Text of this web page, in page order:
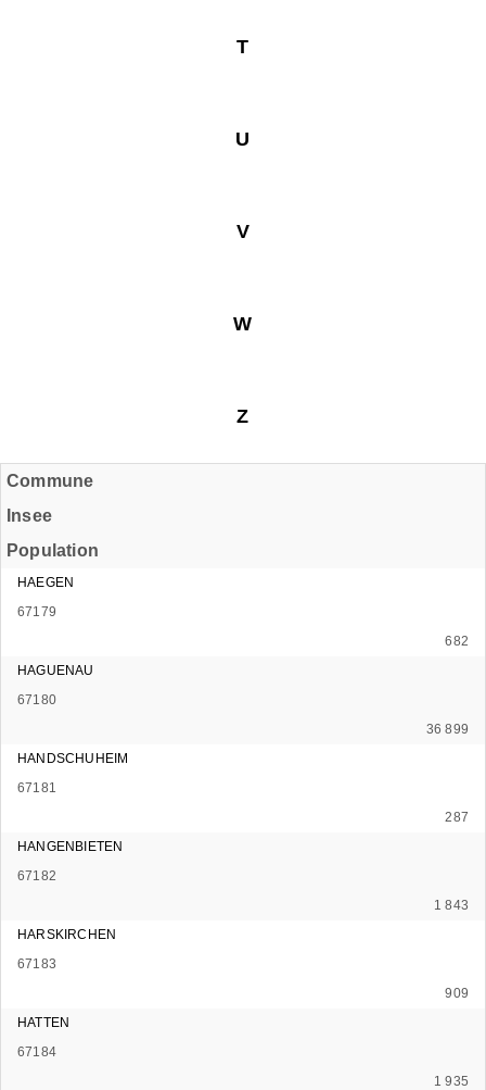
T
U
V
W
Z
Commune
Insee
Population
HAEGEN
67179
682
HAGUENAU
67180
36 899
HANDSCHUHEIM
67181
287
HANGENBIETEN
67182
1 843
HARSKIRCHEN
67183
909
HATTEN
67184
1 935